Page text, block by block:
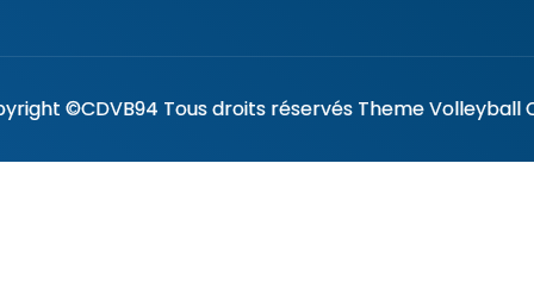
©CDVB94 Tous droits réservés Theme Volleyball